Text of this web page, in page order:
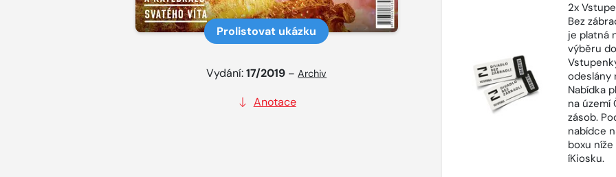
Prolistovat ukázku
Vydání:17/2019 –Archiv
Anotace
2x
Bez
je platná
výběru
odeslány
Nabídka
na území
zásob.
nabídce
boxu
íKiosku.